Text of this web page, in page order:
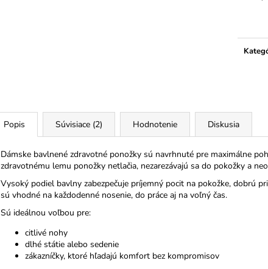
Popis Súvisiace (2) Hodnotenie Diskusia
Dámske bavlnené zdravotné ponožky sú navrhnuté pre maximálne
zdravotnému lemu ponožky netlačia, nezarezávajú sa do pokožky a
Vysoký podiel bavlny zabezpečuje príjemný pocit na pokožke, dobrú
sú vhodné na každodenné nosenie, do práce aj na voľný čas.
Sú ideálnou voľbou pre:
citlivé nohy
dlhé státie alebo sedenie
zákazníčky, ktoré hľadajú komfort bez kompromisov